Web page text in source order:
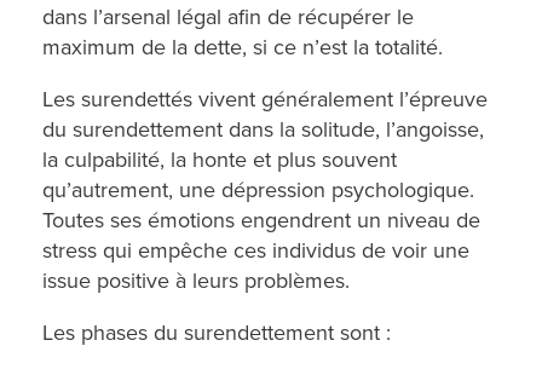
dans l’arsenal légal afin de récupérer le
maximum de la dette, si ce n’est la totalité.
Les surendettés vivent généralement l’épreuve
du surendettement dans la solitude, l’angoisse,
la culpabilité, la honte et plus souvent
qu’autrement, une dépression psychologique.
Toutes ses émotions engendrent un niveau de
stress qui empêche ces individus de voir une
issue positive à leurs problèmes.
Les phases du surendettement sont :